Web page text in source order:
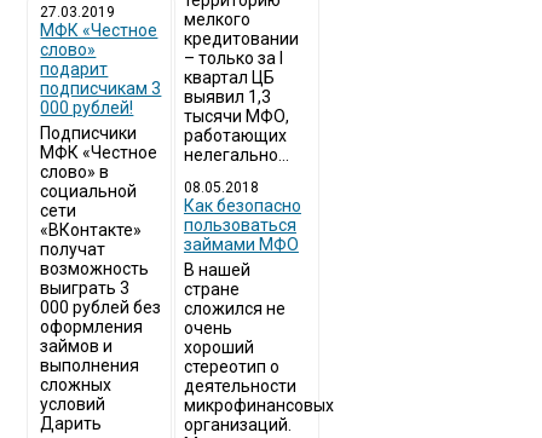
27.03.2019
МФК «Честное
слово»
подарит
подписчикам 3
000 рублей!
Подписчики
МФК «Честное
слово» в
социальной
сети
«ВКонтакте»
получат
возможность
выиграть 3
000 рублей без
оформления
займов и
выполнения
сложных
условий
Дарить
мелкого
кредитовании
– только за I
квартал ЦБ
выявил 1,3
тысячи МФО,
работающих
нелегально...
08.05.2018
Как безопасно
пользоваться
займами МФО
В нашей
стране
сложился не
очень
хороший
стереотип о
деятельности
микрофинансовых
организаций.